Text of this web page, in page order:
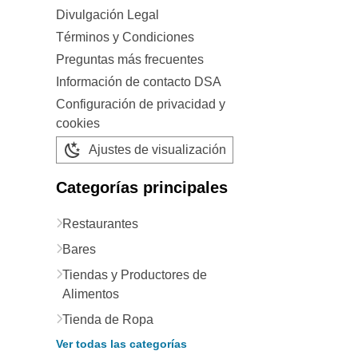
Divulgación Legal
Términos y Condiciones
Preguntas más frecuentes
Información de contacto DSA
Configuración de privacidad y
cookies
Ajustes de visualización
Categorías principales
Restaurantes
Bares
Tiendas y Productores de
Alimentos
Tienda de Ropa
Ver todas las categorías